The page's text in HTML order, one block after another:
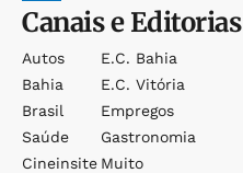
Canais e Editorias
Autos
Bahia
Brasil
Saúde
Cineinsite
E.c. Bahia
E.c. Vitória
Empregos
Gastronomia
Muito